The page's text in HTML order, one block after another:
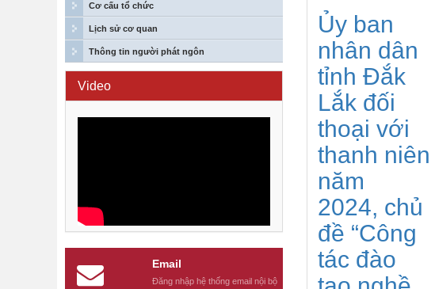
Cơ cấu tổ chức
Lịch sử cơ quan
Thông tin người phát ngôn
Video
Email
Đăng nhập hệ thống email nội bộ
Ủy ban
nhân dân
tỉnh Đắk
Lắk đối
thoại với
thanh niên
năm
2024, chủ
đề “Công
tác đào